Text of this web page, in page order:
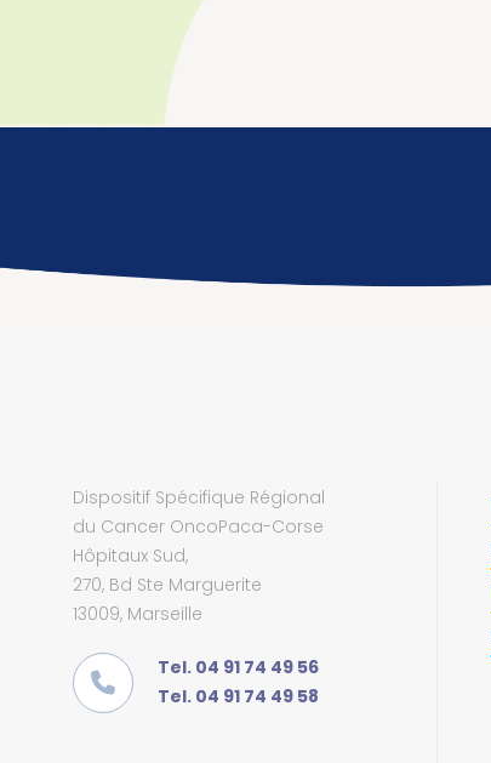
Dispositif Spécifique Régional
du Cancer OncoPaca-Corse
Hôpitaux Sud,
270, Bd Ste Marguerite
13009, Marseille
Tel. 04 91 74 49 56
Tel. 04 91 74 49 58